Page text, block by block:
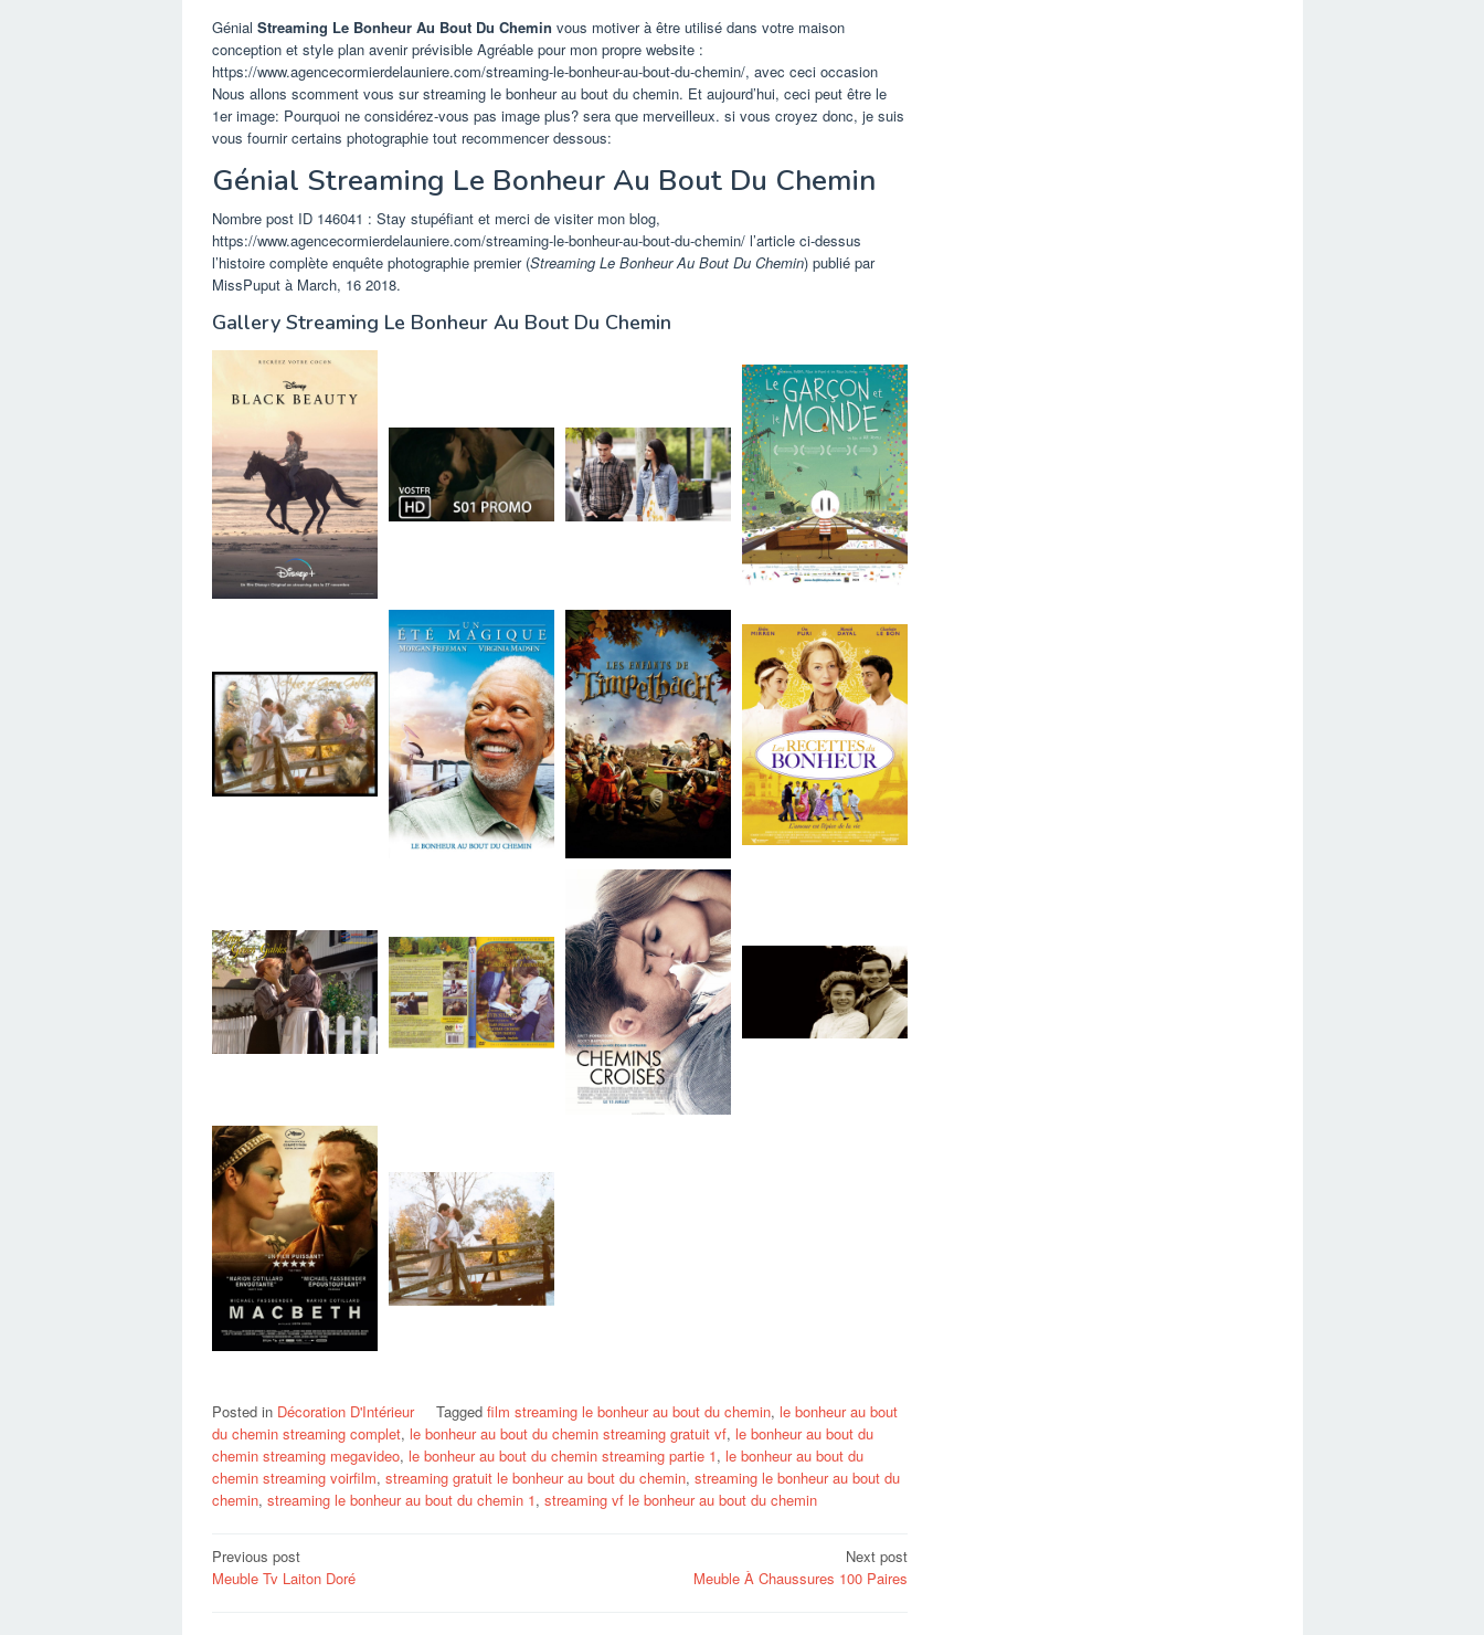
Génial Streaming Le Bonheur Au Bout Du Chemin vous motiver à être utilisé dans votre maison
conception et style plan avenir prévisible Agréable pour mon propre website :
https://www.agencecormierdelauniere.com/streaming-le-bonheur-au-bout-du-chemin/, avec ceci occasion
Nous allons scomment vous sur streaming le bonheur au bout du chemin. Et aujourd’hui, ceci peut être le
1er image: Pourquoi ne considérez-vous pas image plus? sera que merveilleux. si vous croyez donc, je suis
vous fournir certains photographie tout recommencer dessous:
Génial Streaming Le Bonheur Au Bout Du Chemin
Nombre post ID 146041 : Stay stupéfiant et merci de visiter mon blog,
https://www.agencecormierdelauniere.com/streaming-le-bonheur-au-bout-du-chemin/ l’article ci-dessus
l’histoire complète enquête photographie premier (Streaming Le Bonheur Au Bout Du Chemin) publié par
MissPuput à March, 16 2018.
Gallery Streaming Le Bonheur Au Bout Du Chemin
Posted in Décoration D'Intérieur Tagged film streaming le bonheur au bout du chemin, le bonheur au bout
du chemin streaming complet, le bonheur au bout du chemin streaming gratuit vf, le bonheur au bout du
chemin streaming megavideo, le bonheur au bout du chemin streaming partie 1, le bonheur au bout du
chemin streaming voirfilm, streaming gratuit le bonheur au bout du chemin, streaming le bonheur au bout du
chemin, streaming le bonheur au bout du chemin 1, streaming vf le bonheur au bout du chemin
Post
navigation
Previous post
Meuble Tv Laiton Doré
Next post
Meuble À Chaussures 100 Paires